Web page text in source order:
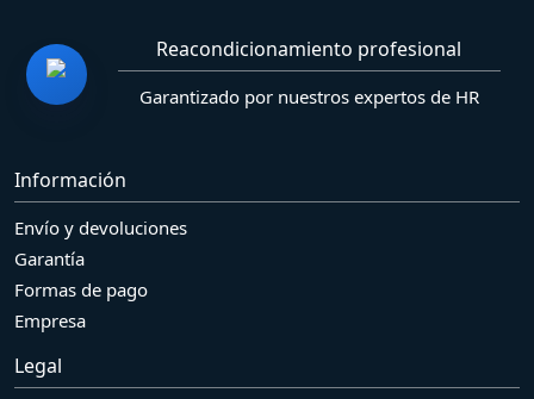
Reacondicionamiento profesional
Garantizado por nuestros expertos de HR
Información
Envío y devoluciones
Garantía
Formas de pago
Empresa
Legal